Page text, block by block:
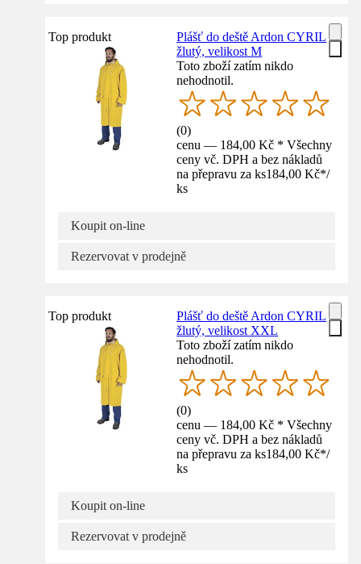
Top produkt
Plášť do deště Ardon CYRIL
žlutý, velikost M
Toto zboží zatím nikdo
nehodnotil.
(0)
cenu — 184,00 Kč * Všechny
ceny vč. DPH a bez nákladů
na přepravu za ks184,00 Kč*/
ks
Koupit on-line
Rezervovat v prodejně
Top produkt
Plášť do deště Ardon CYRIL
žlutý, velikost XXL
Toto zboží zatím nikdo
nehodnotil.
(0)
cenu — 184,00 Kč * Všechny
ceny vč. DPH a bez nákladů
na přepravu za ks184,00 Kč*/
ks
Koupit on-line
Rezervovat v prodejně